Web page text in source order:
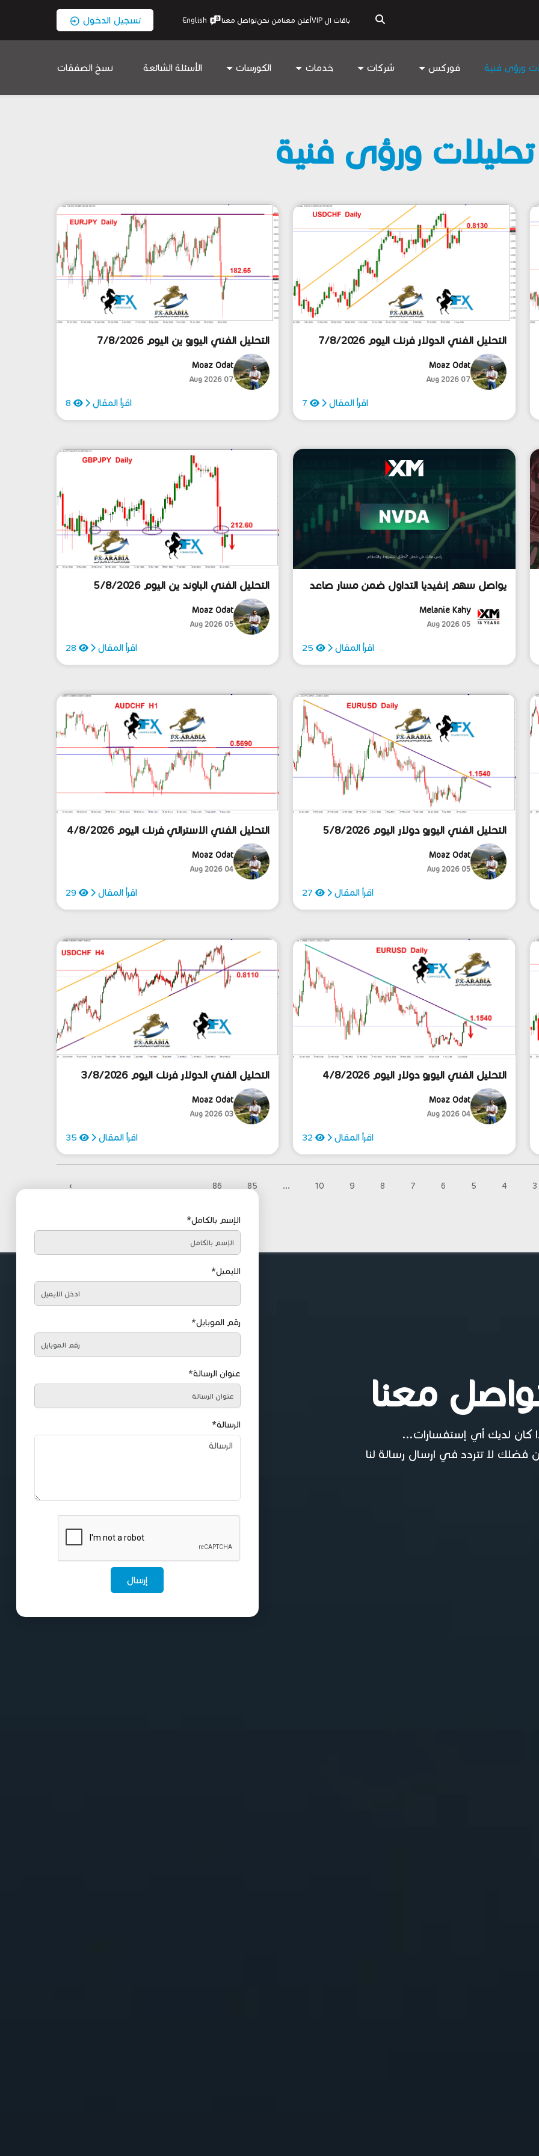
باقات ال VIP أعلن معنامن نحنتواصل معنا English تسجيل الدخول
ورؤى فنية فوركس شركات خدمات الكورسات الأسئلة الشائعة نسخ الصفقات
تحليلات ورؤى فنية
التحليل الفني الدولار فرنك اليوم 7/8/2026
Moaz Odat
07 Aug 2026
اقرأ المقال 7
التحليل الفني اليورو ين اليوم 7/8/2026
Moaz Odat
07 Aug 2026
اقرأ المقال 8
يواصل سهم إنفيديا التداول ضمن مسار صاعد
Melanie Kahy
05 Aug 2026
اقرأ المقال 25
التحليل الفني الباوند ين اليوم 5/8/2026
Moaz Odat
05 Aug 2026
اقرأ المقال 28
التحليل الفني اليورو دولار اليوم 5/8/2026
Moaz Odat
05 Aug 2026
اقرأ المقال 27
التحليل الفني الاسترالي فرنك اليوم 4/8/2026
Moaz Odat
04 Aug 2026
اقرأ المقال 29
التحليل الفني اليورو دولار اليوم 4/8/2026
Moaz Odat
04 Aug 2026
اقرأ المقال 32
التحليل الفني الدولار فرنك اليوم 3/8/2026
Moaz Odat
03 Aug 2026
اقرأ المقال 35
3
4
5
6
7
8
9
10
...
85
86
›
معنا
كان لديك أي إستفسارات...
فضلك لا تتردد في ارسال رسالة لنا
الإسم بالكامل*
الايميل*
رقم الموبايل*
عنوان الرسالة*
الرسالة*
إرسال